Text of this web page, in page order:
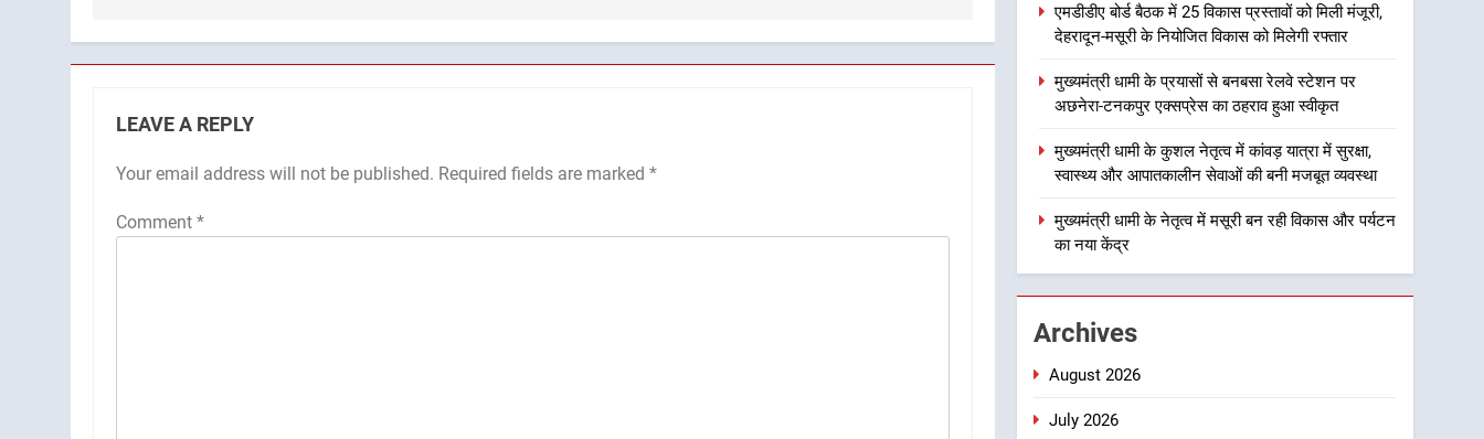
LEAVE A REPLY
Your email address will not be published. Required fields are marked *
Comment *
प्रस्तावों को मिली मंजूरी, देहरादून-
मसूरी के नियोजित विकास को
मिलेगी रफ्तार
उत्तराखंड
3
मुख्यमंत्री धामी के प्रयासों से
बनबसा रेलवे स्टेशन पर अछनेरा-
टनकपुर एक्सप्रेस का ठहराव हुआ
उत्तराखंड
4
आपातकालीन सेवाओं की बनी
उत्तराखंड
5
एमडीडीए बोर्ड बैठक में 25 विकास प्रस्तावों को मिली मंजूरी,
देहरादून-मसूरी के नियोजित विकास को मिलेगी रफ्तार
मुख्यमंत्री धामी के प्रयासों से बनबसा रेलवे स्टेशन पर
अछनेरा-टनकपुर एक्सप्रेस का ठहराव हुआ स्वीकृत
मुख्यमंत्री धामी के कुशल नेतृत्व में कांवड़ यात्रा में सुरक्षा,
स्वास्थ्य और आपातकालीन सेवाओं की बनी मजबूत व्यवस्था
मुख्यमंत्री धामी के नेतृत्व में मसूरी बन रही विकास और पर्यटन
का नया केंद्र
Archives
August 2026
July 2026